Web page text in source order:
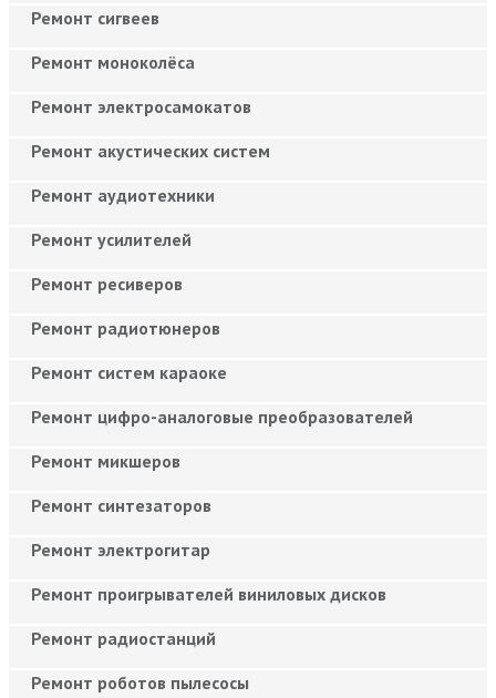
Ремонт сигвеев
Ремонт моноколёса
Ремонт электросамокатов
Ремонт акустических систем
Ремонт аудиотехники
Ремонт усилителей
Ремонт ресиверов
Ремонт радиотюнеров
Ремонт систем караоке
Ремонт цифро-аналоговые преобразователей
Ремонт микшеров
Ремонт синтезаторов
Ремонт электрогитар
Ремонт проигрывателей виниловых дисков
Ремонт радиостанций
Ремонт роботов пылесосы